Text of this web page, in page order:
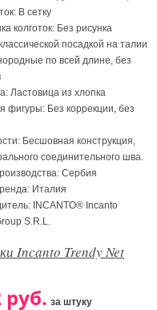
В сетку
колготок: Без рисунка
посадкой на талии
по всей длине, без
Ластовица из хлопка
фигуры: Без коррекции, без
Бесшовная конструкция,
соединительного шва.
Сербия
Италия
INCANTO® Incanto
S.R.L.
Incanto Trendy Net
за штуку